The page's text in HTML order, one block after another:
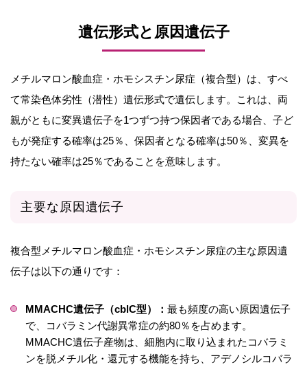
遺伝形式と原因遺伝子
メチルマロン酸血症・ホモシスチン尿症（複合型）は、すべ
て常染色体劣性（潜性）遺伝形式で遺伝します。これは、両
親がともに変異遺伝子を1つずつ持つ保因者である場合、子ど
もが発症する確率は25％、保因者となる確率は50％、変異を
持たない確率は25％であることを意味します。
主要な原因遺伝子
複合型メチルマロン酸血症・ホモシスチン尿症の主な原因遺
伝子は以下の通りです：
MMACHC遺伝子（cblC型）： 最も頻度の高い原因遺伝子
で、コバラミン代謝異常症の約80％を占めます。
MMACHC遺伝子産物は、細胞内に取り込まれたコバラミ
ンを脱メチル化・還元する機能を持ち、アデノシルコバラ